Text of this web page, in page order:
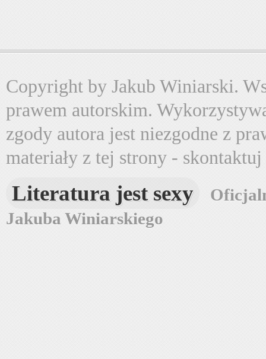
Copyright by Jakub Winiarski.
prawem autorskim.
zgody autora jest niezgodne z
materiały z tej strony -
Literatura jest sexy
Jakuba Winiarskiego